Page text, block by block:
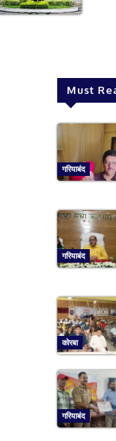
Must
गरियाबंद
गरियाबंद
कोरबा
गरियाबंद